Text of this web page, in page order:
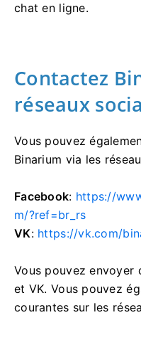
chat en ligne.
Contactez
réseaux
Vous pouvez
Binarium via les
Facebook: https://
m/?ref=br_rs
VK: https://vk.com/
Vous pouvez envoyer
et VK. Vous pouvez
courantes sur les